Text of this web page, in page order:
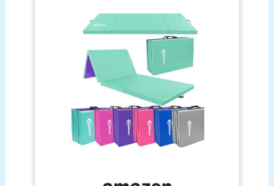
agrippantes, les tapis d'exercice peuvent être
reliés entre eux, créant ainsi une plus grande
surface pour les activités de groupe ou les
exercices plus poussés FACILE D'ENTRETIEN : La
housse en revêtement synthétique du tapis
d'entraînement est facile à nettoyer ; il suffit de
l'essuyer avec un chiffon humide pour qu'il soit
prêt pour votre prochaine séance SPÉCIFICATIONS
DU TAPIS DE FITNESS : Dim. totales : 180L x 80l x 5H
cm ; - Dim. plié : 80L x 45l x 20H cm ; - Prêt à
l'emploi